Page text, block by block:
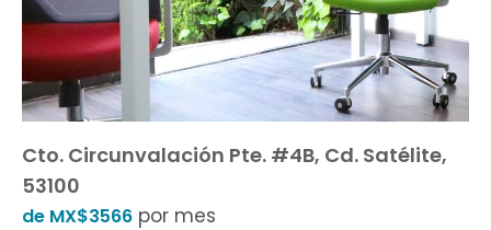
Cto. Circunvalación Pte. #4B, Cd. Satélite,
53100
de MX$3566 por mes